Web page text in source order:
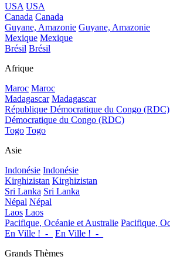
USA USA
Canada Canada
Guyane, Amazonie Guyane, Amazonie
Mexique Mexique
Brésil Brésil
Afrique
Maroc Maroc
Madagascar Madagascar
République Démocratique du Congo (RDC)
Démocratique du Congo (RDC)
Togo Togo
Asie
Indonésie Indonésie
Kirghizistan Kirghizistan
Sri Lanka Sri Lanka
Népal Népal
Laos Laos
Pacifique, Océanie et Australie Pacifique,
En Ville !_-_
En Ville !_-_
Grands Thèmes